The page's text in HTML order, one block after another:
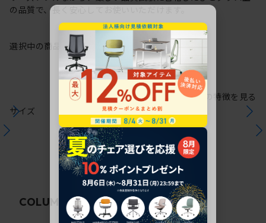
の品質で、長く安心してお使いいただけます。
選択中の商品情報 保証 注意事項
サイズ
シリーズの特徴を見る
COLUMN関連コラム